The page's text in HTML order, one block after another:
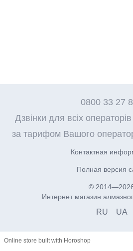
0800 33 27
Дзвінки для всіх
за тарифом Вашого
Контактная
Полная версия
©
Интернет магазин
RU UA
Online store built with Horoshop